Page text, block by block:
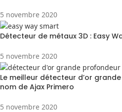
5 novembre 2020
Détecteur de métaux 3D : Easy
5 novembre 2020
Le meilleur détecteur d’or
nom de Ajax Primero
5 novembre 2020